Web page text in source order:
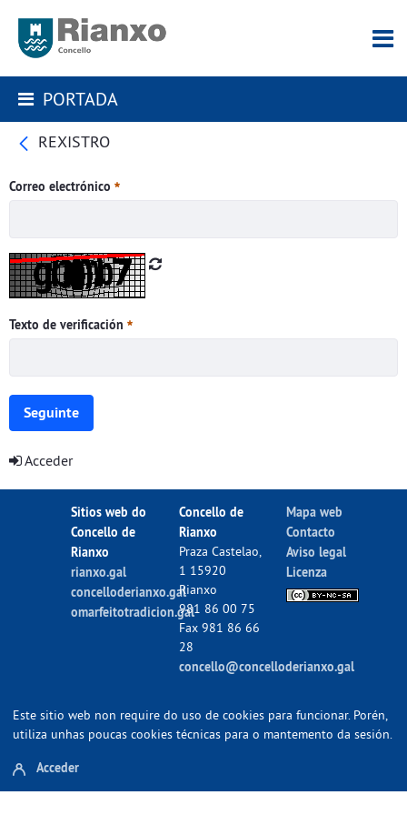
PORTADA
REXISTRO
Correo electrónico
Texto de verificación
Seguinte
Acceder
Sitios web do
Concello de
Rianxo
rianxo.gal
concelloderianxo.gal
omarfeitotradicion.gal
Concello de
Rianxo
Praza Castelao,
1 15920
Rianxo
981 86 00 75
Fax 981 86 66
28
concello@concelloderianxo.gal
Mapa web
Contacto
Aviso legal
Licenza
Este sitio web non require do uso de cookies para funcionar. Porén,
utiliza unhas poucas cookies técnicas para o mantemento da sesión.
Acceder